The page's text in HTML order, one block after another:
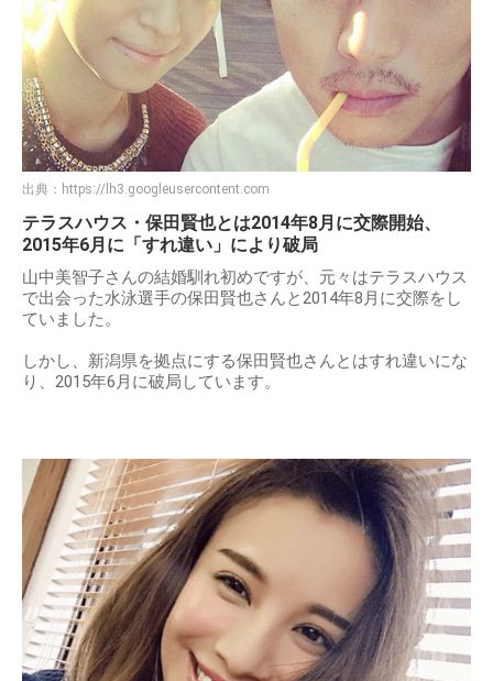
出典： https://lh3.googleusercontent.com
テラスハウス・保田賢也とは2014年8月に交際開始、
2015年6月に「すれ違い」により破局
山中美智子さんの結婚馴れ初めですが、元々はテラスハウス
で出会った水泳選手の保田賢也さんと2014年8月に交際をし
ていました。
しかし、新潟県を拠点にする保田賢也さんとはすれ違いにな
り、2015年6月に破局しています。